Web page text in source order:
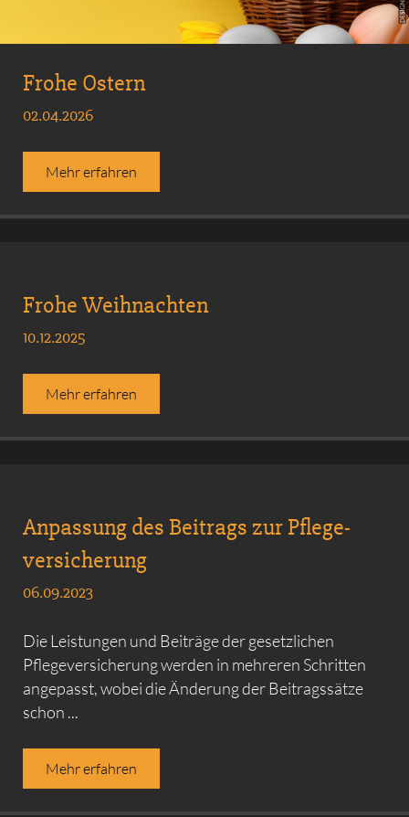
Frohe Ostern
02.04.2026
Mehr erfahren
Frohe Weihnachten
10.12.2025
Mehr erfahren
Anpassung des Beitrags zur Pflege­
versicherung
06.09.2023
Die Leistungen und Beiträge der gesetzlichen
Pflegeversicherung werden in mehreren Schritten
angepasst, wobei die Änderung der Beitragssätze
schon ...
Mehr erfahren